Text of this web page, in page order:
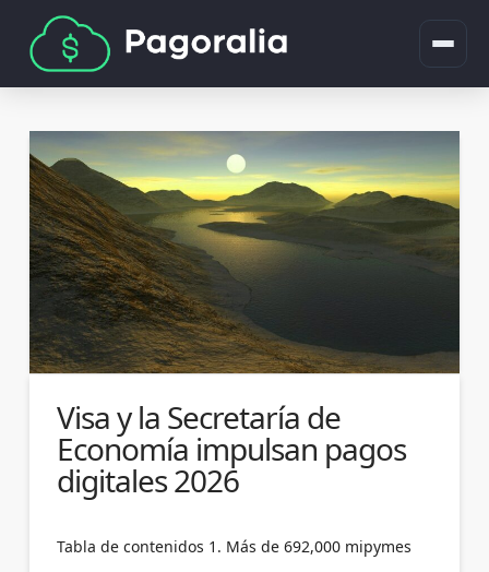
Visa y la Secretaría de
Economía impulsan pagos
digitales 2026
Tabla de contenidos 1. Más de 692,000 mipymes